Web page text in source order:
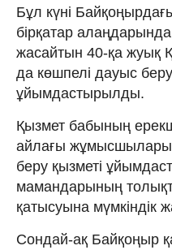
Бұл күні
бірқатар
жасайтын 40-қа жуық
да көшпелі дауыс беру
ұйымдастырылды.
Қызмет бабының
айлағы
беру қызметі
мамандарының
қатысуына мүмкіндік
Сондай-ақ Байқоңыр